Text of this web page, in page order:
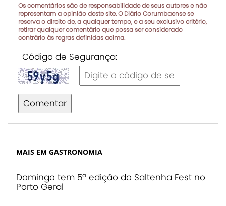
Os comentários são de responsabilidade de seus autores e não
representam a opinião deste site. O Diário Corumbaense se
reserva o direito de, a qualquer tempo, e a seu exclusivo critério,
retirar qualquer comentário que possa ser considerado
contrário às regras definidas acima.
Código de Segurança:
Comentar
MAIS EM GASTRONOMIA
Domingo tem 5ª edição do Saltenha Fest no
Porto Geral